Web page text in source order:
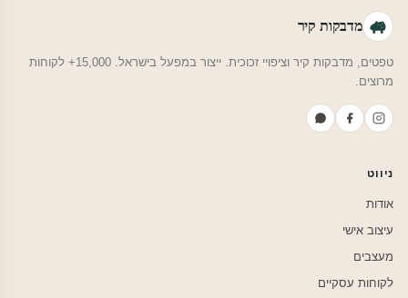
מדבקות קיר
טפטים, מדבקות קיר וציפויי זכוכית. ייצור במפעל בישראל. 15,000+ לקוחות
מרוצים.
ניווט
אודות
עיצוב אישי
מעצבים
לקוחות עסקיים